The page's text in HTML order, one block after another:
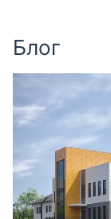
Блог